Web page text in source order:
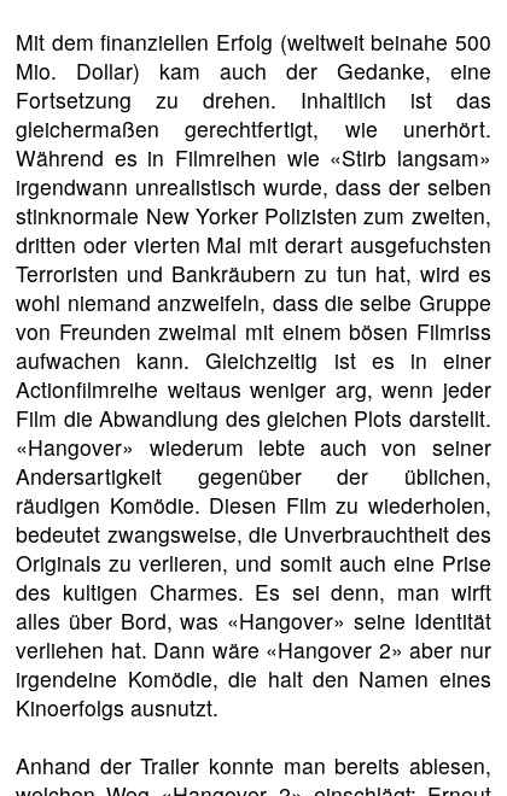
Mit dem finanziellen Erfolg (weltweit beinahe 500
Mio. Dollar) kam auch der Gedanke, eine
Fortsetzung zu drehen. Inhaltlich ist das
gleichermaßen gerechtfertigt, wie unerhört.
Während es in Filmreihen wie «Stirb langsam»
irgendwann unrealistisch wurde, dass der selben
stinknormale New Yorker Polizisten zum zweiten,
dritten oder vierten Mal mit derart ausgefuchsten
Terroristen und Bankräubern zu tun hat, wird es
wohl niemand anzweifeln, dass die selbe Gruppe
von Freunden zweimal mit einem bösen Filmriss
aufwachen kann. Gleichzeitig ist es in einer
Actionfilmreihe weitaus weniger arg, wenn jeder
Film die Abwandlung des gleichen Plots darstellt.
«Hangover» wiederum lebte auch von seiner
Andersartigkeit gegenüber der üblichen,
räudigen Komödie. Diesen Film zu wiederholen,
bedeutet zwangsweise, die Unverbrauchtheit des
Originals zu verlieren, und somit auch eine Prise
des kultigen Charmes. Es sei denn, man wirft
alles über Bord, was «Hangover» seine Identität
verliehen hat. Dann wäre «Hangover 2» aber nur
irgendeine Komödie, die halt den Namen eines
Kinoerfolgs ausnutzt.
Anhand der Trailer konnte man bereits ablesen,